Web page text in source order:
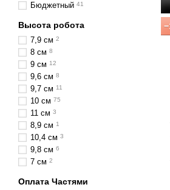
Бюджетный 41
Высота робота
7,9 см 2
8 см 8
9 см 12
9,6 см 8
9,7 см 11
10 см 75
11 см 3
8,9 см 1
10,4 см 3
9,8 см 6
7 см 2
Оплата Частями